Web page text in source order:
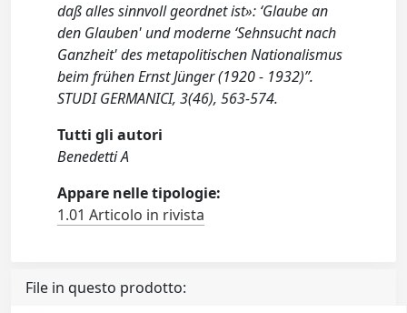
daß alles sinnvoll geordnet ist»: ‘Glaube an
den Glauben' und moderne ‘Sehnsucht nach
Ganzheit' des metapolitischen Nationalismus
beim frühen Ernst Jünger (1920 - 1932)”.
STUDI GERMANICI, 3(46), 563-574.
Tutti gli autori
Benedetti A
Appare nelle tipologie:
1.01 Articolo in rivista
File in questo prodotto: